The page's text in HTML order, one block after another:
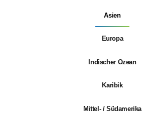
Asien
Europa
Indischer Ozean
Karibik
Mittel- / Südamerika